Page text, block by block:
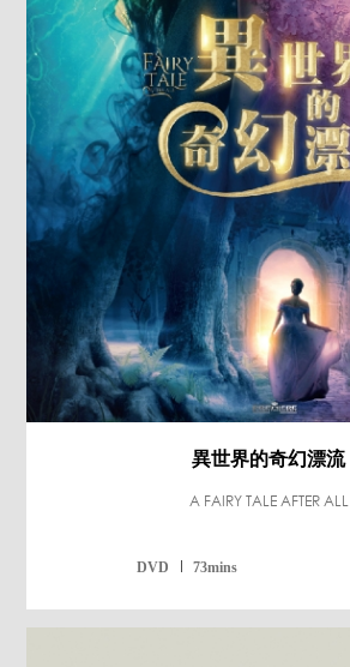
異世界的奇幻漂流
A FAIRY TALE AFTER ALL
DVD 73mins